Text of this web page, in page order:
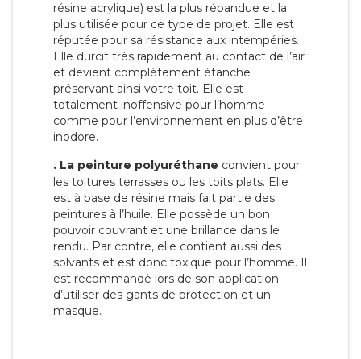
résine acrylique) est la plus répandue et la
plus utilisée pour ce type de projet. Elle est
réputée pour sa résistance aux intempéries.
Elle durcit très rapidement au contact de l’air
et devient complètement étanche
préservant ainsi votre toit. Elle est
totalement inoffensive pour l’homme
comme pour l’environnement en plus d’être
inodore.
. La peinture polyuréthane convient pour
les toitures terrasses ou les toits plats. Elle
est à base de résine mais fait partie des
peintures à l’huile. Elle possède un bon
pouvoir couvrant et une brillance dans le
rendu. Par contre, elle contient aussi des
solvants et est donc toxique pour l’homme. Il
est recommandé lors de son application
d’utiliser des gants de protection et un
masque.